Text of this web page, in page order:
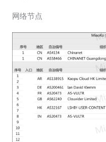
网络节点